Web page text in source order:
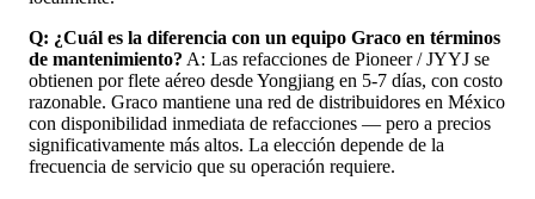
Q: ¿Cuál es la diferencia con un equipo Graco en términos
de mantenimiento? A: Las refacciones de Pioneer / JYYJ se
obtienen por flete aéreo desde Yongjiang en 5-7 días, con costo
razonable. Graco mantiene una red de distribuidores en México
con disponibilidad inmediata de refacciones — pero a precios
significativamente más altos. La elección depende de la
frecuencia de servicio que su operación requiere.